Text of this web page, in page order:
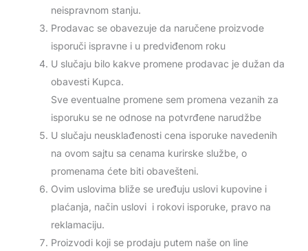
neispravnom stanju.
Prodavac se obavezuje da naručene proizvode
isporuči ispravne i u predviđenom roku
U slučaju bilo kakve promene prodavac je dužan da
obavesti Kupca.
Sve eventualne promene sem promena vezanih za
isporuku se ne odnose na potvrđene narudžbe
U slučaju neusklađenosti cena isporuke navedenih
na ovom sajtu sa cenama kurirske službe, o
promenama ćete biti obavešteni.
Ovim uslovima bliže se uređuju uslovi kupovine i
plaćanja, način uslovi i rokovi isporuke, pravo na
reklamaciju.
Proizvodi koji se prodaju putem naše on line